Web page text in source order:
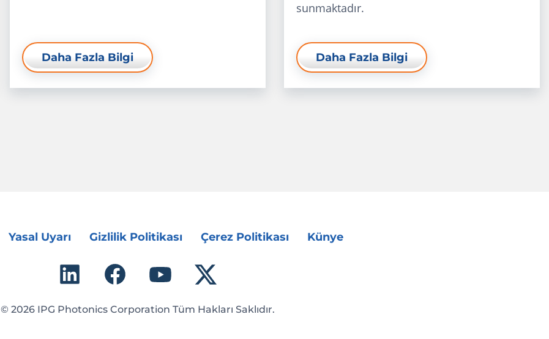
Daha Fazla Bilgi
sunmaktadır.
Daha Fazla Bilgi
Yasal Uyarı Gizlilik Politikası Çerez Politikası Künye
© 2026 IPG Photonics Corporation Tüm Hakları Saklıdır.